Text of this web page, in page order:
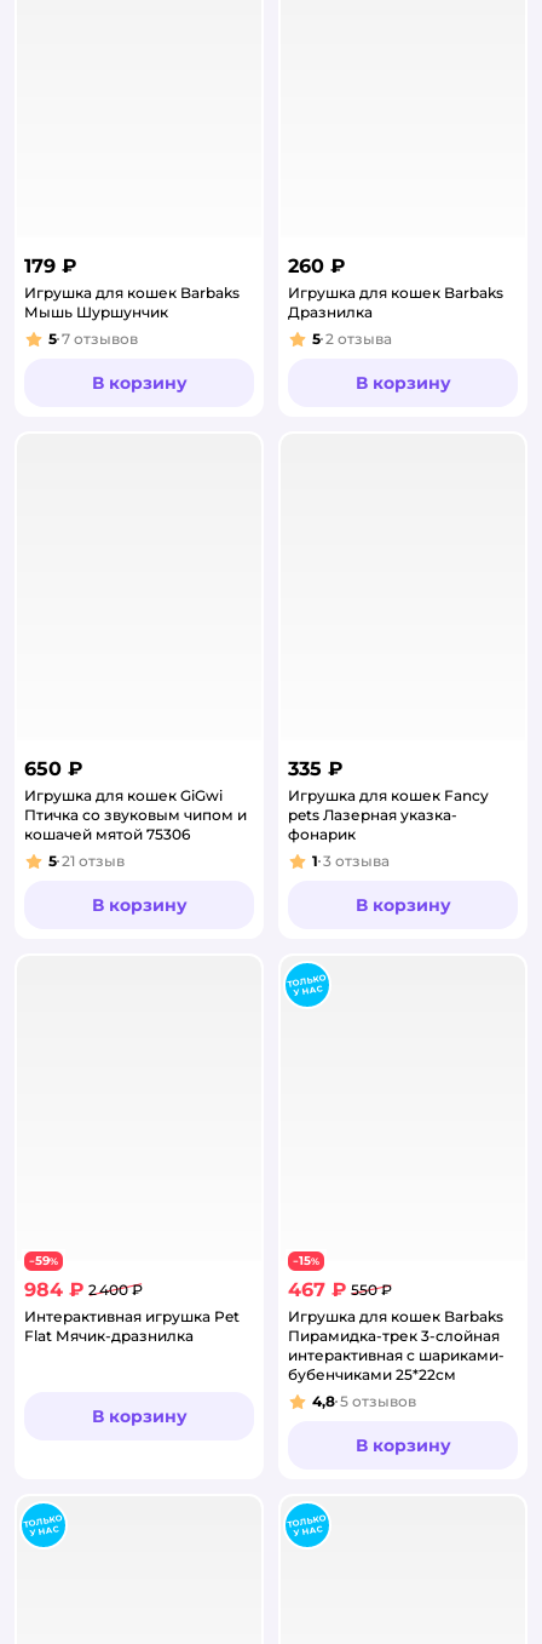
179 ₽
Игрушка для кошек Barbaks
Мышь Шуршунчик
Рейтинг:
5 7 отзывов
В корзину
260 ₽
Игрушка для кошек Barbaks
Дразнилка
Рейтинг:
5 2 отзыва
В корзину
650 ₽
Игрушка для кошек GiGwi
Птичка со звуковым чипом и
кошачей мятой 75306
Рейтинг:
5 21 отзыв
В корзину
335 ₽
Игрушка для кошек Fancy
pets Лазерная указка-
фонарик
Рейтинг:
1 3 отзыва
В корзину
−59%
984 ₽ 2 400 ₽
Интерактивная игрушка Pet
Flat Мячик-дразнилка
В корзину
−15%
467 ₽ 550 ₽
Игрушка для кошек Barbaks
Пирамидка-трек 3-слойная
интерактивная с шариками-
бубенчиками 25*22см
Рейтинг:
4,8 5 отзывов
В корзину